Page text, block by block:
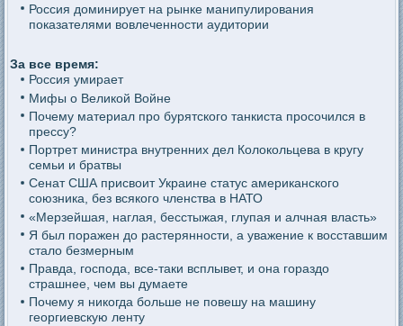
Россия доминирует на рынке манипулирования
показателями вовлеченности аудитории
За все время:
Россия умирает
Мифы о Великой Войне
Почему материал про бурятского танкиста просочился в
прессу?
Портрет министра внутренних дел Колокольцева в кругу
семьи и братвы
Сенат США присвоит Украине статус американского
союзника, без всякого членства в НАТО
«Мерзейшая, наглая, бесстыжая, глупая и алчная власть»
Я был поражен до растерянности, а уважение к восставшим
стало безмерным
Правда, господа, все-таки всплывет, и она гораздо
страшнее, чем вы думаете
Почему я никогда больше не повешу на машину
георгиевскую ленту